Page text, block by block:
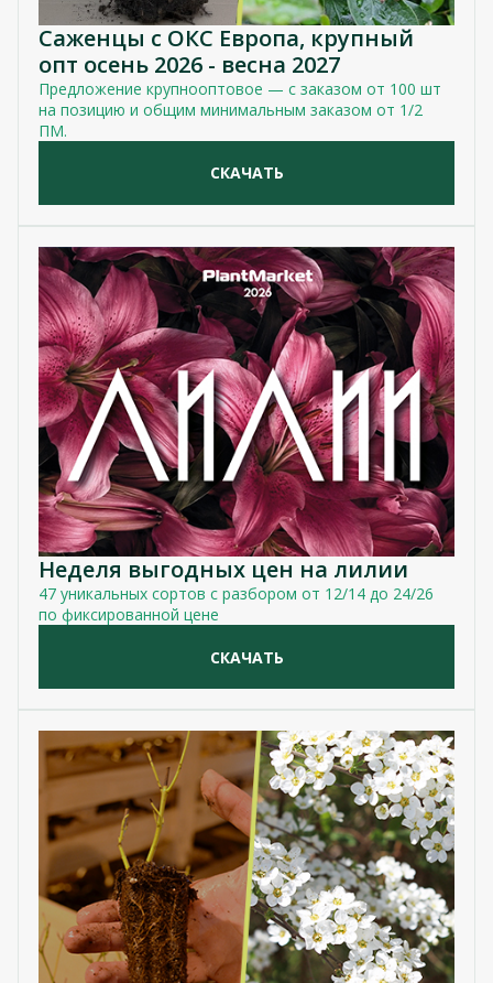
Саженцы с ОКС Европа, крупный
опт осень 2026 - весна 2027
Предложение крупнооптовое — с заказом от 100 шт
на позицию и общим минимальным заказом от 1/2
ПМ.
СКАЧАТЬ
Неделя выгодных цен на лилии
47 уникальных сортов с разбором от 12/14 до 24/26
по фиксированной цене
СКАЧАТЬ